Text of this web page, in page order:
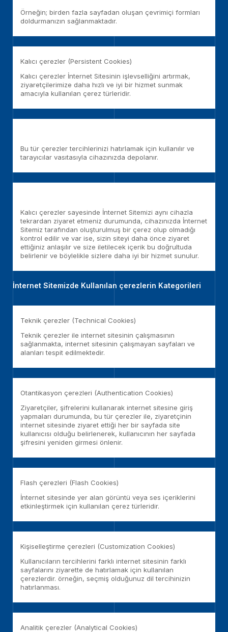
Örneğin; birden fazla sayfadan oluşan çevrimiçi formları
doldurmanızın sağlanmaktadır.
Kalıcı çerezler (Persistent Cookies)
Kalıcı çerezler İnternet Sitesinin işlevselliğini artırmak,
ziyaretçilerimize daha hızlı ve iyi bir hizmet sunmak
amacıyla kullanılan çerez türleridir.
Bu tür çerezler tercihlerinizi hatırlamak için kullanılır ve
tarayıcılar vasıtasıyla cihazınızda depolanır.
Kalıcı çerezler sayesinde İnternet Sitemizi aynı cihazla
tekrardan ziyaret etmeniz durumunda, cihazınızda İnternet
Sitemiz tarafından oluşturulmuş bir çerez olup olmadığı
kontrol edilir ve var ise, sizin siteyi daha önce ziyaret
ettiğiniz anlaşılır ve size iletilecek içerik bu doğrultuda
belirlenir ve böylelikle sizlere daha iyi bir hizmet sunulur.
İnternet Sitemizde Kullanılan çerezlerin Kategorileri
Teknik çerezler (Technical Cookies)
Teknik çerezler ile internet sitesinin çalışmasının
sağlanmakta, internet sitesinin çalışmayan sayfaları ve
alanları tespit edilmektedir.
Otantikasyon çerezleri (Authentication Cookies)
Ziyaretçiler, şifrelerini kullanarak internet sitesine giriş
yapmaları durumunda, bu tür çerezler ile, ziyaretçinin
internet sitesinde ziyaret ettiği her bir sayfada site
kullanıcısı olduğu belirlenerek, kullanıcının her sayfada
şifresini yeniden girmesi önlenir.
Flash çerezleri (Flash Cookies)
İnternet sitesinde yer alan görüntü veya ses içeriklerini
etkinleştirmek için kullanılan çerez türleridir.
Kişiselleştirme çerezleri (Customization Cookies)
Kullanıcıların tercihlerini farklı internet sitesinin farklı
sayfalarını ziyarette de hatırlamak için kullanılan
çerezlerdir. örneğin, seçmiş olduğunuz dil tercihinizin
hatırlanması.
Analitik çerezler (Analytical Cookies)